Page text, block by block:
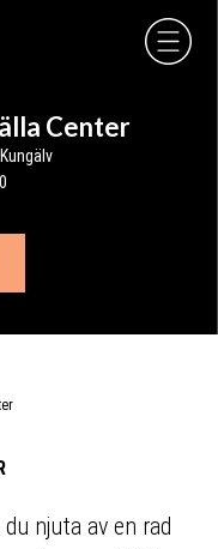
Center
njuta av en rad